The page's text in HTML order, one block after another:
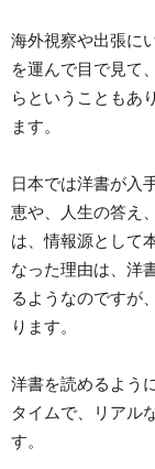
海外視察や出張に
を運んで目で見て
らということもあ
ます。
日本では洋書が入
恵や、人生の答え
は、情報源として
なった理由は、洋
るようなのですが
ります。
洋書を読めるよう
タイムで、リアル
す。